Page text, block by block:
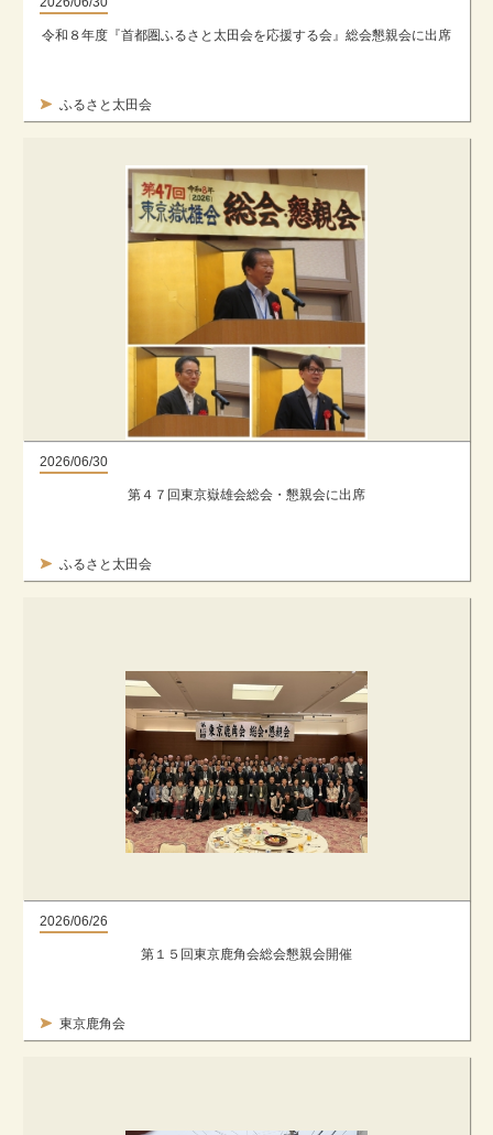
ふるさと太田会
令和８年度『首都圏ふるさと太田会を応援する会』総会懇親会に出席
2026/06/30
ふるさと太田会
第４７回東京嶽雄会総会・懇親会に出席
2026/06/26
東京鹿角会
第１５回東京鹿角会総会懇親会開催